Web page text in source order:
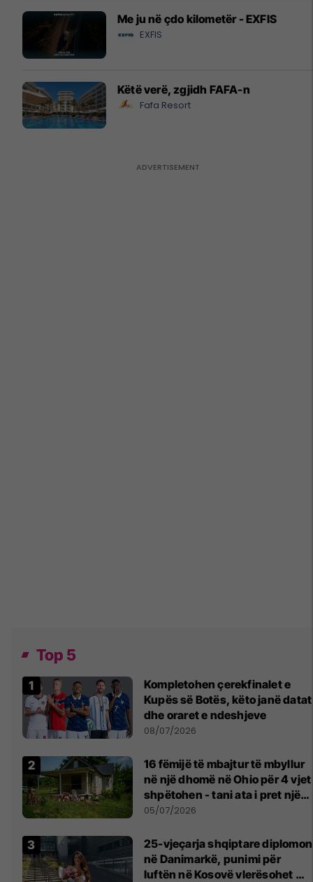
Me ju në çdo kilometër - EXFIS
EXFIS
Këtë verë, zgjidh FAFA-n
Fafa Resort
Top 5
Kompletohen çerekfinalet e
Kupës së Botës, këto janë datat
dhe oraret e ndeshjeve
08/07/2026
16 fëmijë të mbajtur të mbyllur
në një dhomë në Ohio për 4 vjet
shpëtohen - tani ata i pret një
sfidë e madhe
05/07/2026
25-vjeçarja shqiptare diplomon
në Danimarkë, punimi për
luftën në Kosovë vlerësohet me